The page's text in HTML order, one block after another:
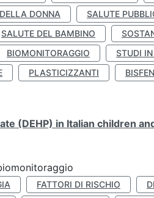
DONNA SALUTE
SALUTE DEL BAMBINO
BIOMONITORAGGIO STUDI
PLASTICIZZANTI
(DEHP) in Italian children
FATTORI DI RISCHIO